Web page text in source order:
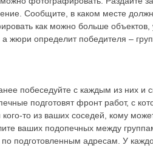
Сообщите, в каком месте
как можно больше объектов,
жюри определит победителя –
побеседуйте с каждым из них и
подготовят фронт работ, с
то из ваших соседей, кому
ваших подопечных между
подготовленным адресам. У